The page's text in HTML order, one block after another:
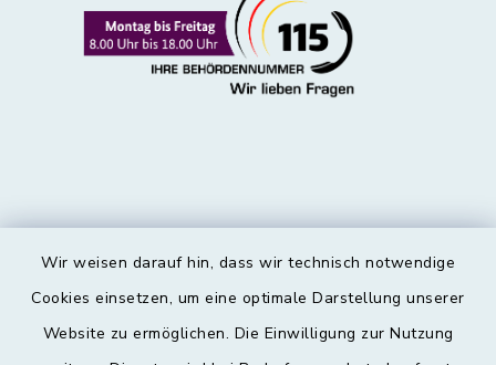
Wir weisen darauf hin, dass wir technisch notwendige
Cookies einsetzen, um eine optimale Darstellung unserer
Website zu ermöglichen. Die Einwilligung zur Nutzung
Kontakt